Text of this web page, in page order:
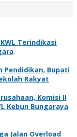
Terindikasi
Pendidikan, Bupati
Rakyat
Komisi II
Kebun Bungaraya
Jalan Overload